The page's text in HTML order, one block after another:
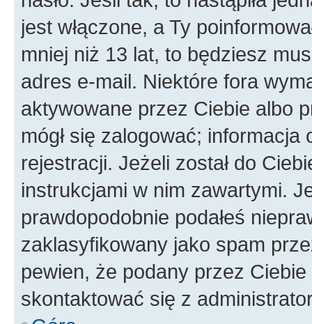
jest włączone, a Ty
mniej niż 13 lat, to będziesz
adres e-mail. Niektóre fora
aktywowane przez Ciebie albo
mógł się zalogować;
rejestracji. Jeżeli został do
instrukcjami w nim zawartymi.
prawdopodobnie podałeś
zaklasyfikowany jako spam
pewien, że podany przez
skontaktować się z